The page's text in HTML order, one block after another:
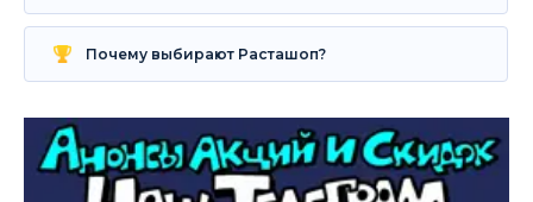
Почему выбирают Расташоп?